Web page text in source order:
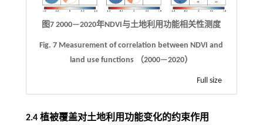
图7 2000—2020年NDVI与土地利用功能相关性测度
Fig. 7 Measurement of correlation between NDVI and
land use functions （2000—2020）
Full size
2.4 植被覆盖对土地利用功能变化的约束作用